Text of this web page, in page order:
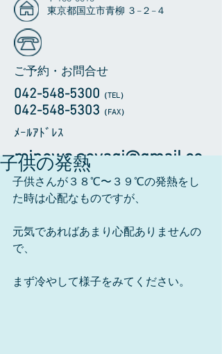
東京都国立市青柳 ３−２−４
ご予約・お問合せ
042-548-5300 （TEL）
​042-548-5303 （FAX）
​ﾒｰﾙｱﾄﾞﾚｽ
minowa.aoyagi@gmail.co
m
子供の発熱
子供さんが３８℃〜３９℃の発熱をし
た時は心配なものですが、
元気であればあまり心配ありませんの
で、
まず冷やして様子をみてください。